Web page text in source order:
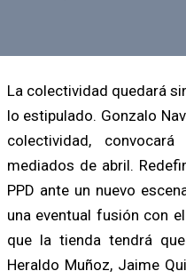
La colectividad quedará
lo estipulado. Gonzalo
colectividad,
mediados de abril.
PPD ante un nuevo
una eventual fusión con
que la tienda tendrá
Heraldo Muñoz, Jaime